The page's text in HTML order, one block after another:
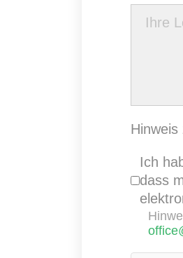
Ich
dass